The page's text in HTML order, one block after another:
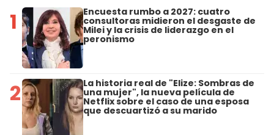
1 Encuesta rumbo a 2027: cuatro
consultoras midieron el desgaste de
Milei y la crisis de liderazgo en el
peronismo
2 La historia real de "Elize: Sombras de
una mujer", la nueva película de
Netflix sobre el caso de una esposa
que descuartizó a su marido